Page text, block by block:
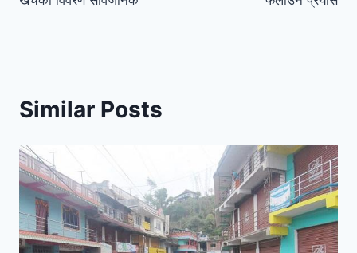
Similar Posts